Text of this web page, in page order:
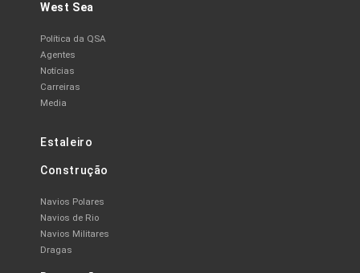
West Sea
Política da QSA
Agentes
Notícias
Carreiras
Media
Estaleiro
Construção
Navios Polares
Navios de Rio
Navios Militares
Dragas